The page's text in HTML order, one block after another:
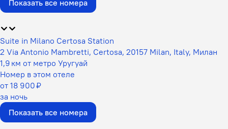
Показать все номера
Suite in Milano Certosa Station
2 Via Antonio Mambretti, Certosa, 20157 Milan, Italy, Милан
1,9 км от метро Уругуай
Номер в этом отеле
от 18 900 ₽
за ночь
Показать все номера